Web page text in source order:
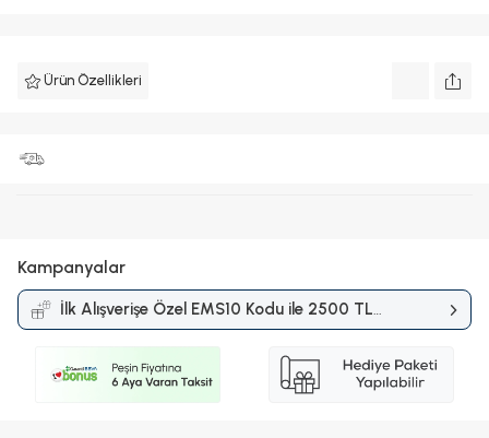
Ürün Özellikleri
Kampanyalar
İlk Alışverişe Özel EMS10 Kodu ile 2500 TL
ve Üzerine %10 İndirimKampanyası